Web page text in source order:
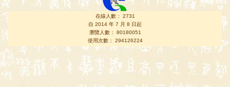
在線人數： 2731
自 2014 年 7 月 8 日起
瀏覽人數： 80180051
使用次數： 294126224